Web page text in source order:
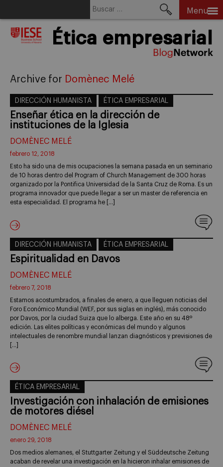
Menu
Ética empresarial
Archive for Domènec Melé
DIRECCIÓN HUMANISTA ÉTICA EMPRESARIAL
Enseñar ética en la dirección de
instituciones de la Iglesia
DOMÈNEC MELÉ
febrero 12, 2018
Esto ha sido una de mis ocupaciones la semana pasada en un seminario
de 10 horas dentro del Program of Church Management de 300 horas
organizado por la Pontifica Universidad de la Santa Cruz de Roma. Es un
programa innovador que puede llegar a ser un master de referencia en
esta especialidad. El programa he […]
DIRECCIÓN HUMANISTA ÉTICA EMPRESARIAL
Espiritualidad en Davos
DOMÈNEC MELÉ
febrero 7, 2018
Estamos acostumbrados, a finales de enero, a que lleguen noticias del
Foro Económico Mundial (WEF, por sus siglas en inglés), más conocido
por Davos, por la ciudad Suiza que lo alberga. Este año en su 48º
edición. Las elites políticas y económicas del mundo y algunos
intelectuales de renombre mundial lanzan diagnósticos y previsiones de
[…]
ÉTICA EMPRESARIAL
Investigación con inhalación de emisiones
de motores diésel
DOMÈNEC MELÉ
enero 29, 2018
Dos medios alemanes, el Stuttgarter Zeitung y el Süddeutsche Zeitung
acaban de revelar una investigación en la hicieron inhalar emisiones de